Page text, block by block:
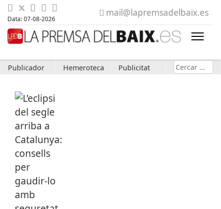
Data: 07-08-2026
mail@lapremsadelbaix.es
Publicador Hemeroteca Publicitat Cerca